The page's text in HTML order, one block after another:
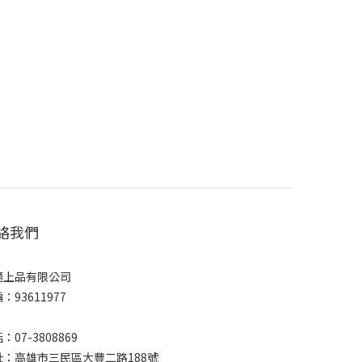
我們
上品有限公司
：93611977
：07-3808869
：高雄市三民區大豐二路188號